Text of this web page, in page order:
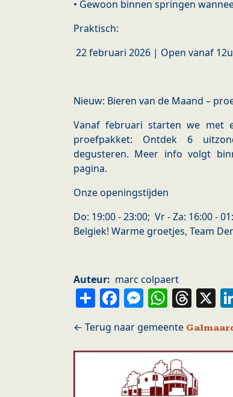
• Gewoon binnen springen
Praktisch:
22 februari 2026 | Open vanaf 12u
Nieuw: Bieren van de Maand –
Vanaf februari starten we met
proefpakket: Ontdek 6
degusteren. Meer info volgt
pagina.
Onze openingstijden
Do: 19:00 - 23:00; Vr - Za: 16:00 -
Belgiek! Warme groetjes, Team
Auteur marc colpaert
ShareFacebook X